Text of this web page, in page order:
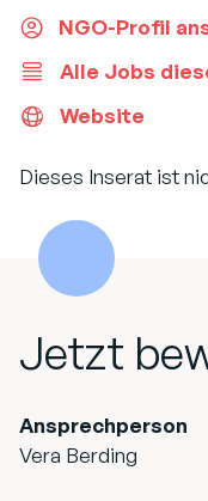
NGO-Profil
Alle Jobs
Website
Dieses Inserat ist
Jetzt
Ansprechperson
Vera Berding